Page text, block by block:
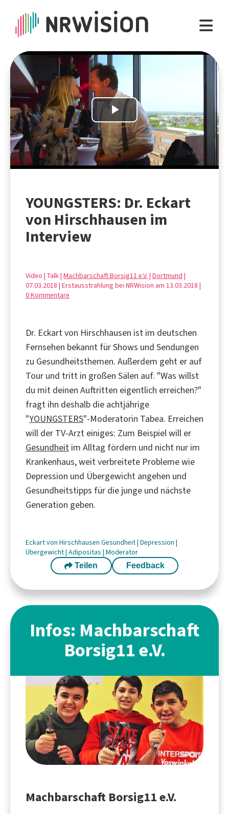
Play
Video
YOUNGSTERS: Dr. Eckart
von Hirschhausen im
Interview
Video | Talk | Machbarschaft Borsig11 e.V. | Dortmund |
07.03.2018 | Erstausstrahlung bei NRWision am 13.03.2018 |
0 Kommentare
Dr. Eckart von Hirschhausen ist im deutschen
Fernsehen bekannt für Shows und Sendungen
zu Gesundheitsthemen. Außerdem geht er auf
Tour und tritt in großen Sälen auf. "Was willst
du mit deinen Auftritten eigentlich erreichen?"
fragt ihn deshalb die achtjährige
"YOUNGSTERS"-Moderatorin Tabea. Erreichen
will der TV-Arzt einiges: Zum Beispiel will er
Gesundheit im Alltag fördern und nicht nur im
Krankenhaus, weit verbreitete Probleme wie
Depression und Übergewicht angehen und
Gesundheitstipps für die junge und nächste
Generation geben.
Eckart von Hirschhausen Gesundheit| Depression |
Übergewicht| Adipositas | Moderator
Teilen Feedback
Infos: Machbarschaft
Borsig11 e.V.
Machbarschaft Borsig11 e.V.